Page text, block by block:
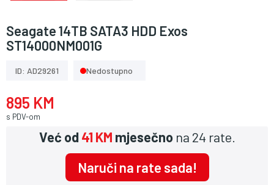
Seagate 14TB SATA3 HDD Exos
ST14000NM001G
ID: AD29261 Nedostupno
895 KM
s PDV-om
Već od 41 KM mjesečno na 24 rate.
Naruči na rate sada!